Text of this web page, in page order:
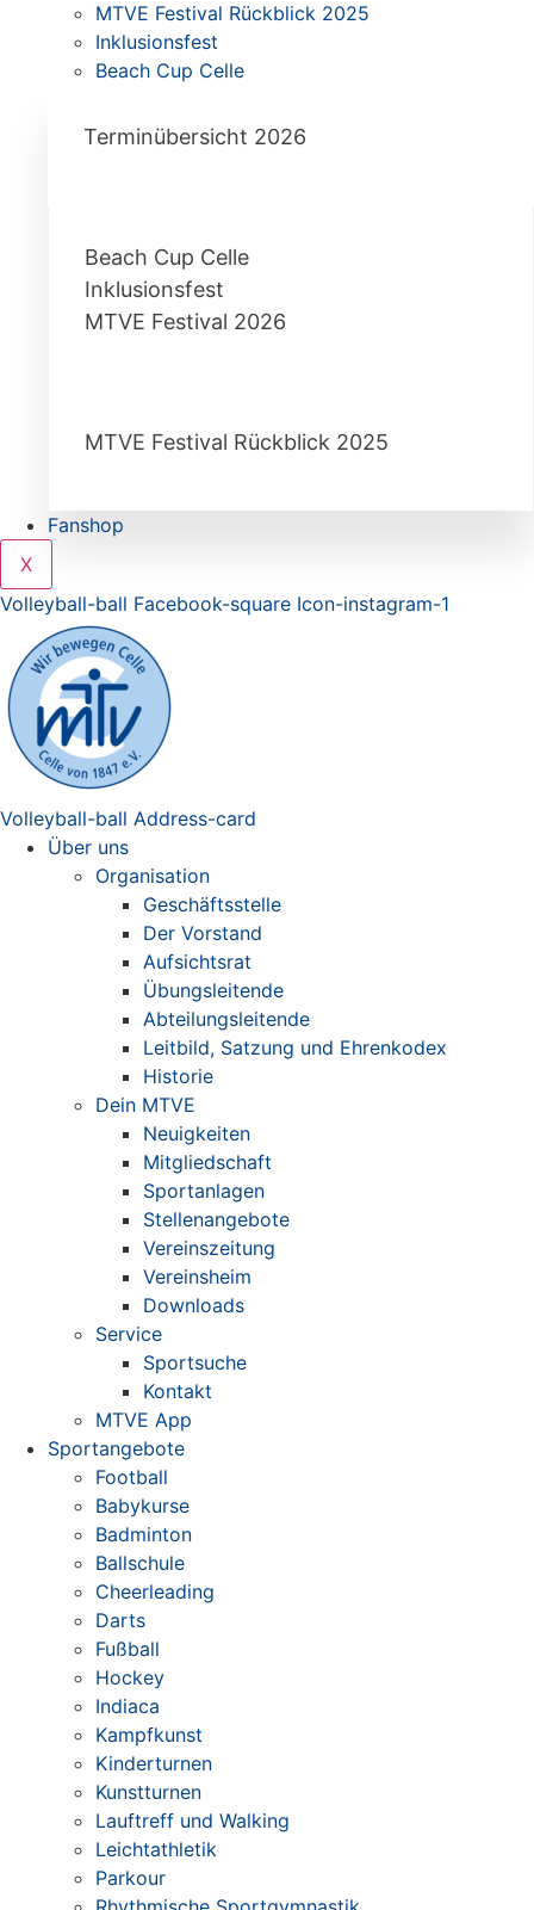
MTVE Festival Rückblick 2025
Inklusionsfest
Beach Cup Celle
Terminübersicht 2026
Beach Cup Celle
Inklusionsfest
MTVE Festival 2026
MTVE Festival Rückblick 2025
Fanshop
X
Volleyball-ball Facebook-square Icon-instagram-1
Volleyball-ball Address-card
Über uns
Organisation
Geschäftsstelle
Der Vorstand
Aufsichtsrat
Übungsleitende
Abteilungsleitende
Leitbild, Satzung und Ehrenkodex
Historie
Dein MTVE
Neuigkeiten
Mitgliedschaft
Sportanlagen
Stellenangebote
Vereinszeitung
Vereinsheim
Downloads
Service
Sportsuche
Kontakt
MTVE App
Sportangebote
Football
Babykurse
Badminton
Ballschule
Cheerleading
Darts
Fußball
Hockey
Indiaca
Kampfkunst
Kinderturnen
Kunstturnen
Lauftreff und Walking
Leichtathletik
Parkour